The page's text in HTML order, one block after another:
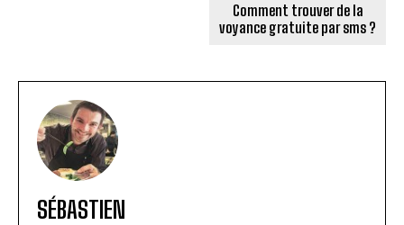
Comment trouver de la
voyance gratuite par sms ?
SÉBASTIEN